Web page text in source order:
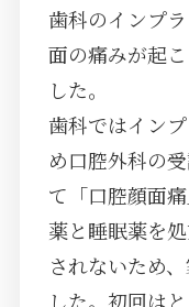
歯科のインプ
面の痛みが起
した。
歯科ではイン
め口腔外科の
て「口腔顔面
薬と睡眠薬を
されないため
した。初回は